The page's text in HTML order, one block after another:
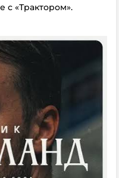
с «Трактором».